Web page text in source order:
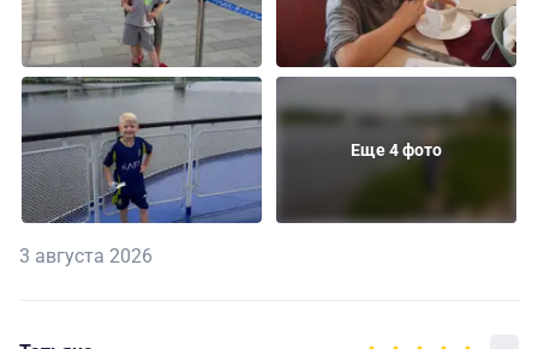
Еще 4 фото
3 августа 2026